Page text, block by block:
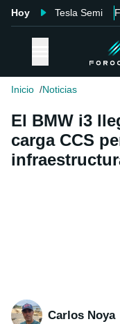
Hoy Tesla Semi
Inicio Noticias
El BMW i3
carga CCS
Carlos Noya